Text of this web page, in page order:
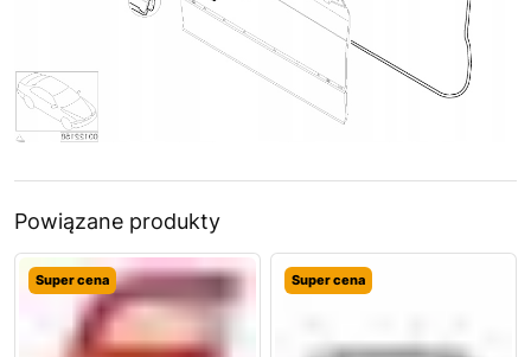
Powiązane produkty
Super cena Super cena